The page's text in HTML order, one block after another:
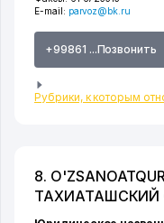
E-mail: parvoz@bk.ru
+99861 ...Позвонить
Рубрики, к которым
8.